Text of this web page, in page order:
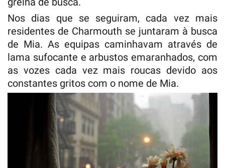
Nos dias que se seguiram, cada vez mais
residentes de Charmouth se juntaram à busca
de Mia. As equipas caminhavam através de
lama sufocante e arbustos emaranhados, com
as vozes cada vez mais roucas devido aos
constantes gritos com o nome de Mia.